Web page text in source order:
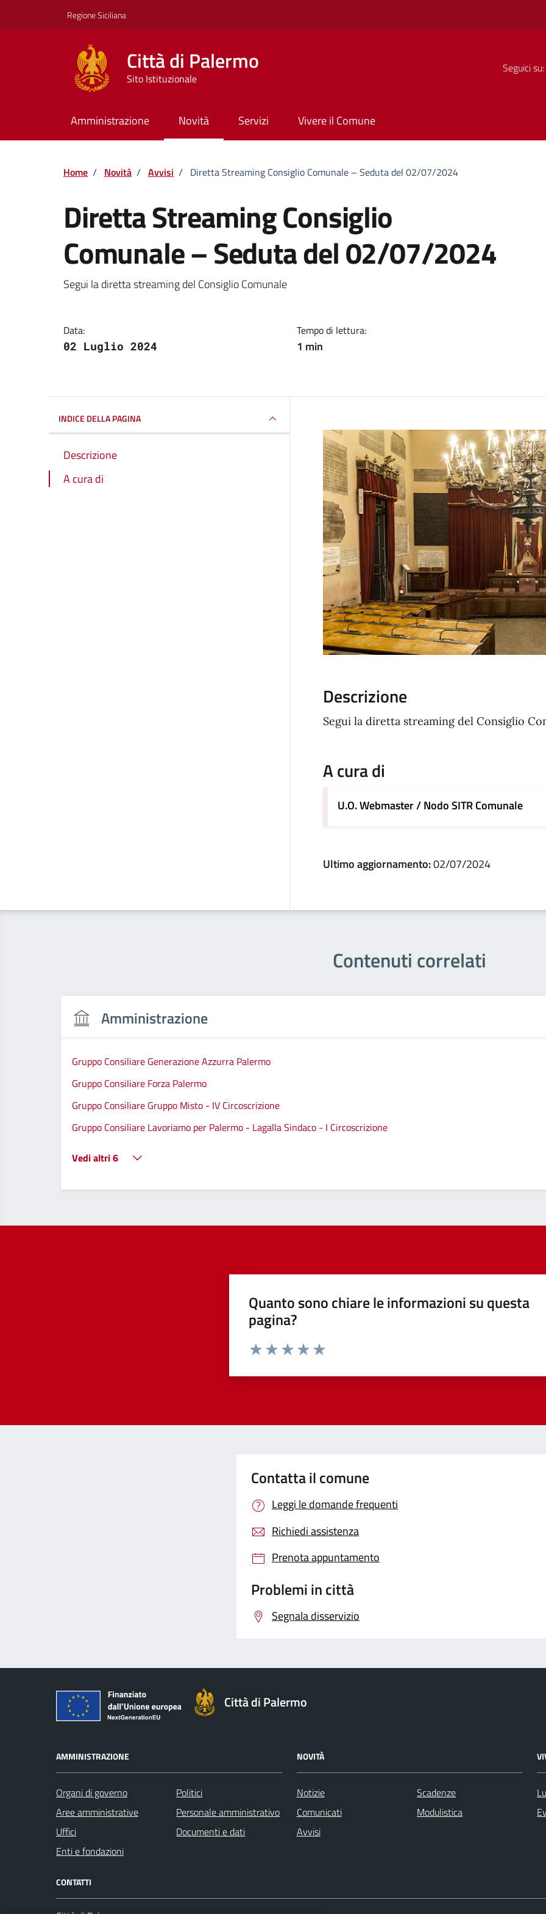
Regione Siciliana
Città di Palermo
Sito Istituzionale
Seguici su:
Amministrazione Novità Servizi Vivere il Comune
Home / Novità / Avvisi / Diretta Streaming Consiglio Comunale – Seduta del 02/07/2024
Diretta Streaming Consiglio
Comunale – Seduta del 02/07/2024
Dettagli della notizia
Segui la diretta streaming del Consiglio Comunale
Data:
02 Luglio 2024
Tempo di lettura:
1 min
INDICE DELLA PAGINA
Descrizione
A cura di
Descrizione
Segui la diretta streaming del Consiglio
A cura di
U.O. Webmaster / Nodo SITR Comunale
Ultimo aggiornamento:02/07/2024
Contenuti correlati
Amministrazione
Gruppo Consiliare Generazione Azzurra Palermo
Gruppo Consiliare Forza Palermo
Gruppo Consiliare Gruppo Misto - IV Circoscrizione
Gruppo Consiliare Lavoriamo per Palermo - Lagalla Sindaco - I Circoscrizione
Vedi altri 6
Quanto sono chiare le informazioni su questa
pagina?
Contatta il comune
Leggi le domande frequenti
Richiedi assistenza
Prenota appuntamento
Problemi in città
Segnala disservizio
Città di Palermo
AMMINISTRAZIONE
Organi di governo
Aree amministrative
Uffici
Enti e fondazioni
Politici
Personale amministrativo
Documenti e dati
NOVITÀ
Notizie
Comunicati
Avvisi
Scadenze
Modulistica
CONTATTI